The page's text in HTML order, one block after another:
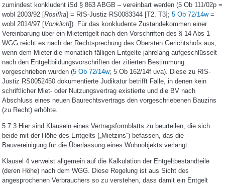
zumindest konkludent iSd § 863 ABGB – vereinbart werden (5 Ob 111/02p =
wobl 2003/92 [Rosifka] = RIS-Justiz RS0083344 [T2, T3]; 5 Ob 72/14w=
wobl 2014/97 [Vonkilch]). Für das konkludente Zustandekommen einer
Vereinbarung über ein Mietentgelt nach den Vorschriften des § 14 Abs 1
WGG reicht es nach der Rechtsprechung des Obersten Gerichtshofs aus,
wenn dem Mieter die monatlich fälligen Entgelte jahrelang aufgeschlüsselt
nach den Entgeltbildungsvorschriften der zitierten Bestimmung
vorgeschrieben wurden (5 Ob 72/14w; 5 Ob 162/14f uva). Diese zu RIS-
Justiz RS0052450 dokumentierte Judikatur betrifft Fälle, in denen kein
schriftlicher Miet- oder Nutzungsvertrag existierte und die BV nach
Abschluss eines neuen Baurechtsvertrags den vorgeschriebenen Bauzins
(zu Recht) erhöhte.
5.7.3 Hier sind Klauseln eines Vertragsformblatts zu beurteilen, die sich
beide mit der Höhe des Entgelts („Mietzins“) befassen, das die
Bauvereinigung für die Überlassung eines Wohnobjekts verlangt:
Klausel 4 verweist allgemein auf die Kalkulation der Entgeltbestandteile
(deren Höhe) nach dem WGG. Diese Regelung ist aus Sicht des
angesprochenen Verbrauchers so zu verstehen, dass damit ein Entgelt